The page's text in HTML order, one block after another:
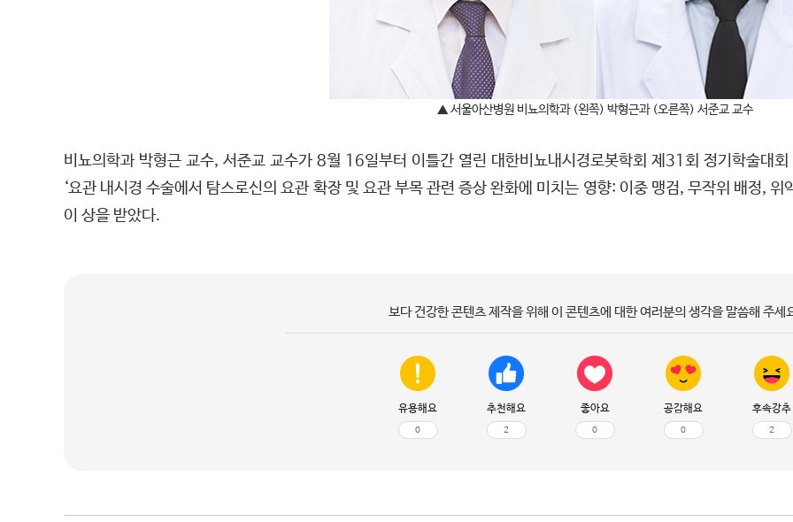
▲ 서울아산병원 비뇨의학과 (왼쪽) 박형근과 (오른쪽) 서준교 교수
비뇨의학과 박형근 교수, 서준교 교수가 8월 16일부터 이틀간 열린 대한비뇨내시경로봇학회 제31회 정기학술대
‘요관 내시경 수술에서 탐스로신의 요관 확장 및 요관 부목 관련 증상 완화에 미치는 영향: 이중 맹검, 무작위 배정,
이 상을 받았다.
보다 건강한 콘텐츠 제작을 위해 이 콘텐츠에 대한 여러분의 생각을 말씀해 주세
유용해요
0
추천해요
2
좋아요
0
공감해요
0
후속강추
2